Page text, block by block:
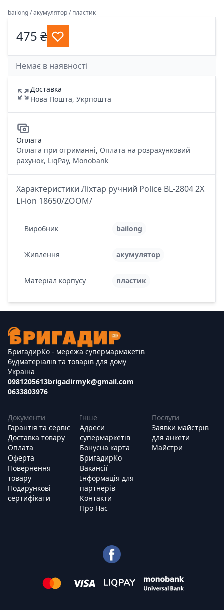
bailong / акумулятор / пластик
475 ₴
Немає в наявності
Доставка
Нова Пошта, Укрпошта
Оплата
Оплата при отриманні, Оплата на розрахунковий
рахунок, LiqPay, Monobank
Характеристики Ліхтар ручний Police BL-2804 2X
Li-ion 18650/ZOOM/
Виробник bailong
Живлення акумулятор
Матеріал корпусу пластик
БригадирКо - мережа супермармакетів
будматеріалів та товарів для дому
Україна
0981205613
0633803976
brigadirmyk@gmail.com
Документи
Гарантія та сервіс
Доставка товару
Оплата
Оферта
Повернення
товару
Подарункові
сертифікати
Інше
Адреси
супермаркетів
Бонусна карта
БригадирКо
Вакансії
Інформація для
партнерів
Контакти
Про Нас
Послуги
Заявки майстрів
для анкети
Майстри